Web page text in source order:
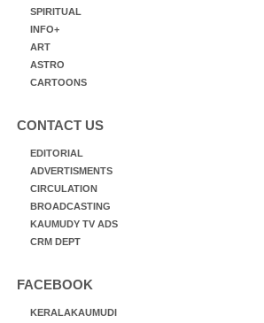
SPIRITUAL
INFO+
ART
ASTRO
CARTOONS
CONTACT US
EDITORIAL
ADVERTISMENTS
CIRCULATION
BROADCASTING
KAUMUDY TV ADS
CRM DEPT
FACEBOOK
KERALAKAUMUDI